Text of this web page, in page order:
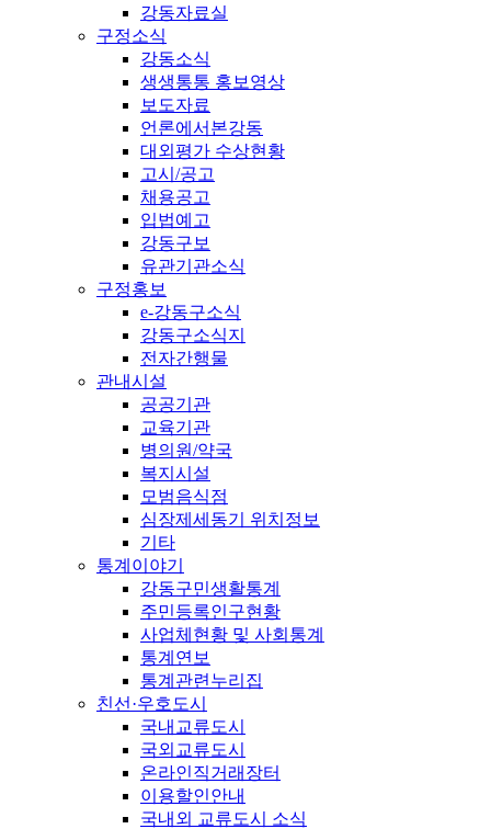
강동자료실
구정소식
강동소식
생생통통 홍보영상
보도자료
언론에서본강동
대외평가 수상현황
고시/공고
채용공고
입법예고
강동구보
유관기관소식
구정홍보
e-강동구소식
강동구소식지
전자간행물
관내시설
공공기관
교육기관
병의원/약국
복지시설
모범음식점
심장제세동기 위치정보
기타
통계이야기
강동구민생활통계
주민등록인구현황
사업체현황 및 사회통계
통계연보
통계관련누리집
친선·우호도시
국내교류도시
국외교류도시
온라인직거래장터
이용할인안내
국내외 교류도시 소식